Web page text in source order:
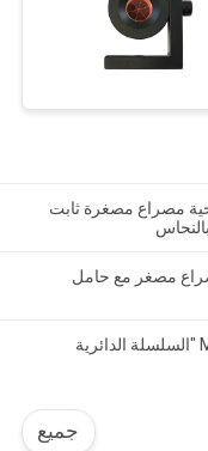
مصراع مصغرة ثابت
مصغر مع حامل
2500m المراقبة المسح مصراع ميني M8 5/8 "السلسلة الدائرية
جميع